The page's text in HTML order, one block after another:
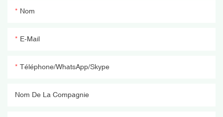
Nom
E-Mail
Téléphone/WhatsApp/Skype
Nom De La Compagnie